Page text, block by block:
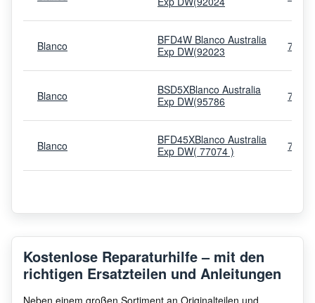
Blanco
BFD4W Blanco Australia
Exp DW(92023
Blanco
BSD5XBlanco Australia
Exp DW(95786
Blanco
BFD45XBlanco Australia
Exp DW( 77074 )
BFD5XBlanco Australia
Exp DW(92026
Blanco BSDW 640 S
Kostenlose Reparaturhilfe – mit den
richtigen Ersatzteilen und Anleitungen